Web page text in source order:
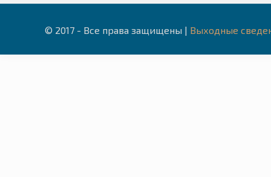
© 2017 - Все права защищены | Выходные